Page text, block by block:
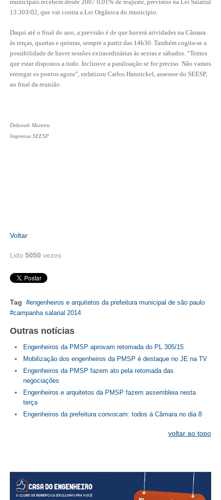
COMUNICAÇÃO
PALAVRA DO MURILO
NOTÍCIAS
RELEASES
CONTATO
ASSOCIE-SE
ATUALIZAÇÃO CADASTRAL
NÚCLEO JOVEM
municipais recebem desde 2007 0,01% de reajuste, previstos na Lei Salarial
13.303/02, que vai contra a Lei Orgânica do município.
Daqui até o final do ano, a previsão é de que haverá atividades na Câmara
às terças, quartas e quintas, sempre a partir das 14h30. Também cogita-se a
possibilidade de haver sessões extraordinárias às sextas e sábados. “Temos
que estar dispostos a tudo. Inclusive a paralisação se for preciso. Não vamos
entregar os pontos agora”, enfatizou Carlos Hannickel, assessor do SEESP,
ao final da reunião.
Deborah Moreira
Imprensa SEESP
Voltar
Lido 5050 vezes
Tag
engenheiros e arquitetos da prefeitura municipal de são paulo
campanha salarial 2014
Outras notícias
Engenheiros da PMSP aprovam retomada do PL 305/15
Mobilização dos engenheiros da PMSP é destaque no JE na TV
Engenheiros da PMSP fazem ato pela retomada das
negociações
Engenheiros e arquitetos da PMSP fazem assembleia nesta
terça
Engenheiros da prefeitura convocam: todos à Câmara no dia 8
voltar ao topo